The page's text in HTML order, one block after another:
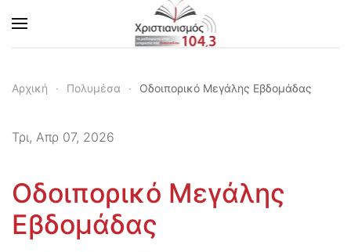
Skip to main content
Αρχική Πολυμέσα Οδοιπορικό Μεγάλης Εβδομάδας
Τρι, Απρ 07, 2026
Οδοιπορικό Μεγάλης
Εβδομάδας